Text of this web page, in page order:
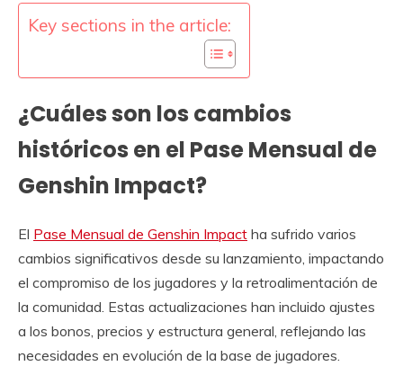
Key sections in the article:
¿Cuáles son los cambios
históricos en el Pase Mensual de
Genshin Impact?
El Pase Mensual de Genshin Impact ha sufrido varios
cambios significativos desde su lanzamiento, impactando
el compromiso de los jugadores y la retroalimentación de
la comunidad. Estas actualizaciones han incluido ajustes
a los bonos, precios y estructura general, reflejando las
necesidades en evolución de la base de jugadores.